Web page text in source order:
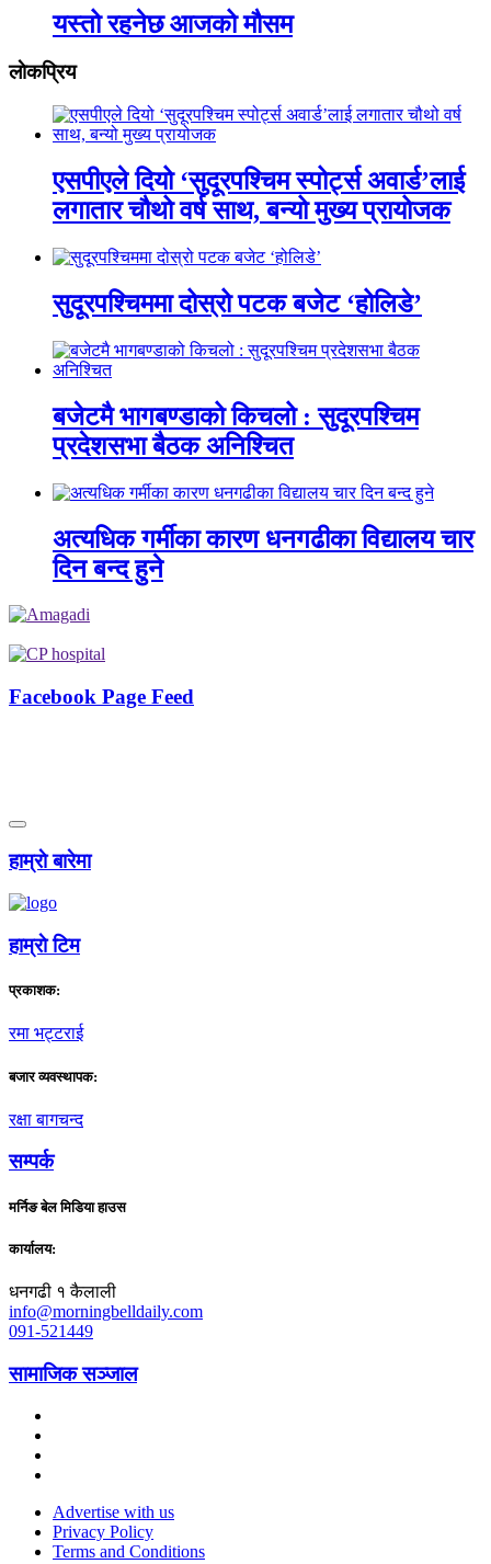
यस्तो रहनेछ आजको मौसम
लाेकप्रिय
एसपीएले दियो ‘सुदूरपश्चिम स्पोर्ट्स अवार्ड’लाई
लगातार चौथो वर्ष साथ, बन्यो मुख्य प्रायोजक
सुदूरपश्चिममा दोस्रो पटक बजेट ‘होलिडे’
बजेटमै भागबण्डाको किचलो : सुदूरपश्चिम
प्रदेशसभा बैठक अनिश्चित
अत्यधिक गर्मीका कारण धनगढीका विद्यालय चार
दिन बन्द हुने
Facebook Page Feed
हाम्राे बारेमा
हाम्राे टिम
प्रकाशक:
रमा भट्टराई
बजार व्यवस्थापक:
रक्षा बागचन्द
सम्पर्क
मर्निङ बेल मिडिया हाउस
कार्यालय:
धनगढी १ कैलाली
info@morningbelldaily.com
091-521449
सामाजिक सञ्जाल
Advertise with us
Privacy Policy
Terms and Conditions